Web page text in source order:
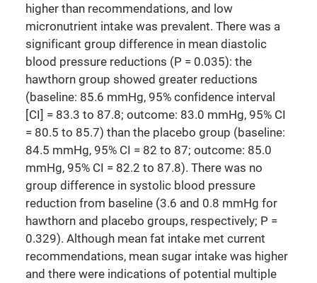
higher than recommendations, and low
micronutrient intake was prevalent. There was a
significant group difference in mean diastolic
blood pressure reductions (P = 0.035): the
hawthorn group showed greater reductions
(baseline: 85.6 mmHg, 95% confidence interval
[CI] = 83.3 to 87.8; outcome: 83.0 mmHg, 95% CI
= 80.5 to 85.7) than the placebo group (baseline:
84.5 mmHg, 95% CI = 82 to 87; outcome: 85.0
mmHg, 95% CI = 82.2 to 87.8). There was no
group difference in systolic blood pressure
reduction from baseline (3.6 and 0.8 mmHg for
hawthorn and placebo groups, respectively; P =
0.329). Although mean fat intake met current
recommendations, mean sugar intake was higher
and there were indications of potential multiple